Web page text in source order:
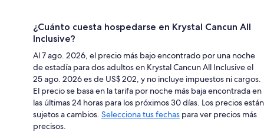
¿Cuánto cuesta hospedarse en Krystal Cancun All
Inclusive?
Al 7 ago. 2026, el precio más bajo encontrado por una noche
de estadía para dos adultos en Krystal Cancun All Inclusive el
25 ago. 2026 es de US$ 202, y no incluye impuestos ni cargos.
El precio se basa en la tarifa por noche más baja encontrada en
las últimas 24 horas para los próximos 30 días. Los precios están
sujetos a cambios. Selecciona tus fechas para ver precios más
precisos.